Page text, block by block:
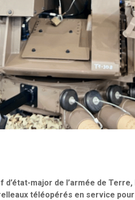
d’état-major de l’armée de
téléopérés en service